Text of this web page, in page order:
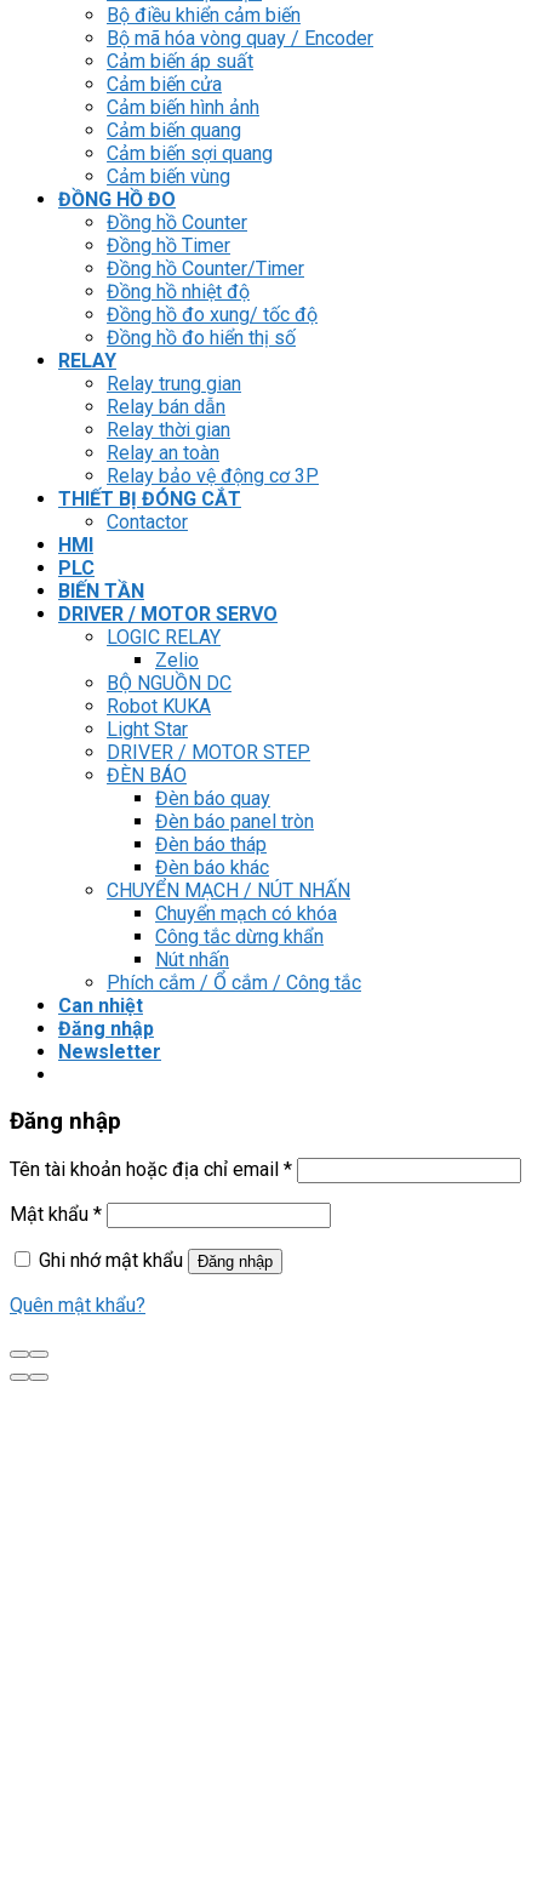
Bộ điều khiển cảm biến
Bộ mã hóa vòng quay / Encoder
Cảm biến áp suất
Cảm biến cửa
Cảm biến hình ảnh
Cảm biến quang
Cảm biến sợi quang
Cảm biến vùng
ĐỒNG HỒ ĐO
Đồng hồ Counter
Đồng hồ Timer
Đồng hồ Counter/Timer
Đồng hồ nhiệt độ
Đồng hồ đo xung/ tốc độ
Đồng hồ đo hiển thị số
RELAY
Relay trung gian
Relay bán dẫn
Relay thời gian
Relay an toàn
Relay bảo vệ động cơ 3P
THIẾT BỊ ĐÓNG CẮT
Contactor
HMI
PLC
BIẾN TẦN
DRIVER / MOTOR SERVO
LOGIC RELAY
Zelio
BỘ NGUỒN DC
Robot KUKA
Light Star
DRIVER / MOTOR STEP
ĐÈN BÁO
Đèn báo quay
Đèn báo panel tròn
Đèn báo tháp
Đèn báo khác
CHUYỂN MẠCH / NÚT NHẤN
Chuyển mạch có khóa
Công tắc dừng khẩn
Nút nhấn
Phích cắm / Ổ cắm / Công tắc
Can nhiệt
Đăng nhập
Newsletter
Đăng nhập
Tên tài khoản hoặc địa chỉ email *
Mật khẩu *
Ghi nhớ mật khẩu
Đăng nhập
Quên mật khẩu?